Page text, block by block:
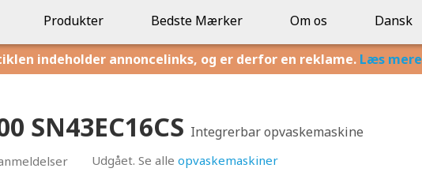
Produkter Bedste Mærker Om os Dansk
indeholder annoncelinks, og er derfor en reklame. Læs mere
SN43EC16CS Integrerbar opvaskemaskine
Udgået. Se alle opvaskemaskiner